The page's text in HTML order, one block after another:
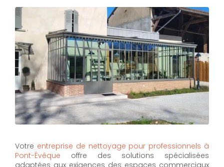
Votre entreprise de nettoyage pour professionnels à
Pont-Évêque offre des solutions spécialisées
adaptées aux exigences des espaces commerciaux